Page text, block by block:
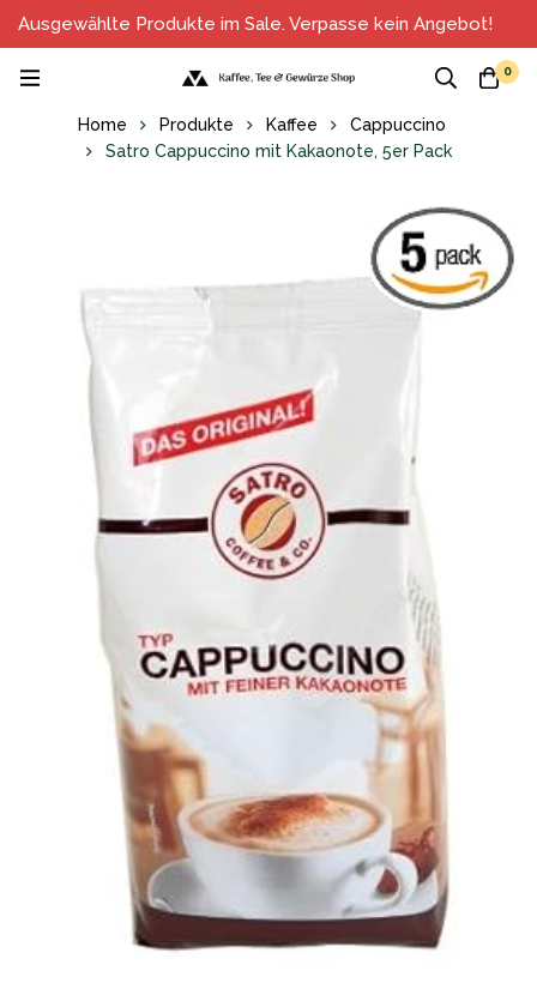
Ausgewählte Produkte im Sale. Verpasse kein Angebot!
0
Home Produkte Kaffee
Cappuccino
Satro Cappuccino mit Kakaonote, 5er Pack